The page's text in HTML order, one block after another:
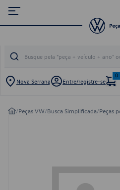
Nova Serrana Entre/registre-se
0
/Peças VW/Busca Simplificada/Peças